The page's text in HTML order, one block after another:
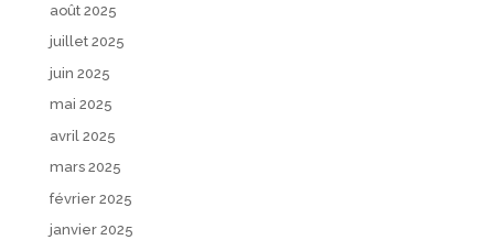
août 2025
juillet 2025
juin 2025
mai 2025
avril 2025
mars 2025
février 2025
janvier 2025